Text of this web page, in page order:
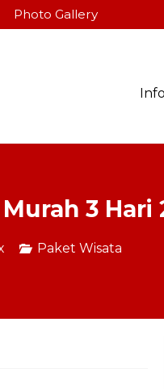
Photo Gallery
3 Hari
Paket Wisata